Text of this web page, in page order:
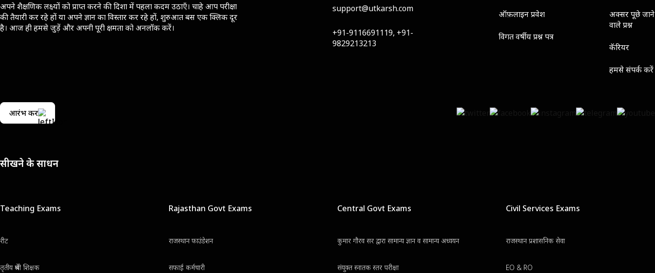
अपने शैक्षणिक लक्ष्यों को प्राप्त करने की दिशा में पहला कदम उठाएँ। चाहे आप परीक्षा
की तैयारी कर रहे हों या अपने ज्ञान का विस्तार कर रहे हों, शुरुआत बस एक क्लिक दूर
है। आज ही हमसे जुड़ें और अपनी पूरी क्षमता को अनलॉक करें।
support@utkarsh.com
+91-9116691119, +91-
9829213213
ऑफ़लाइन प्रवेश
विगत वर्षीय प्रश्न पत्र
अक्सर पूछे जाने
वाले प्रश्न
कॅरियर
हमसे संपर्क करें
आरंभ करें
सीखने के साधन
Teaching Exams
रीट
तृतीय श्रेणी शिक्षक
Rajasthan Govt Exams
राजस्थान फाउंडेशन
सफाई कर्मचारी
Central Govt Exams
कुमार गौरव सर द्वारा सामान्य ज्ञान व सामान्य अध्ययन
संयुक्त स्नातक स्तर परीक्षा
Civil Services Exams
राजस्थान प्रशासनिक सेवा
EO & RO